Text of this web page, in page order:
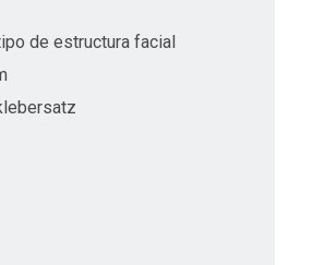
de estructura facial